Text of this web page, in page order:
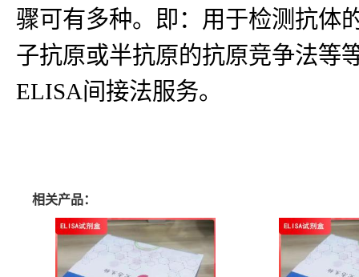
骤可有多种。即：用于检测抗体
子抗原或半抗原的抗原竞争法等
ELISA间接法服务。
相关产品：